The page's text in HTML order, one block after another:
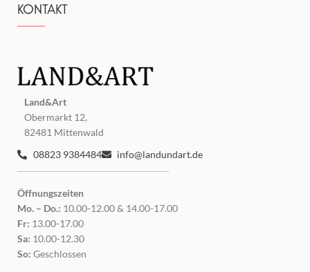
KONTAKT
Land&Art
Obermarkt 12,
82481 Mittenwald
08823 9384484
info@landundart.de
Öffnungszeiten
Mo. – Do.: 10.00-12.00 & 14.00-17.00
Fr: 13.00-17.00
Sa: 10.00-12.30
So: Geschlossen